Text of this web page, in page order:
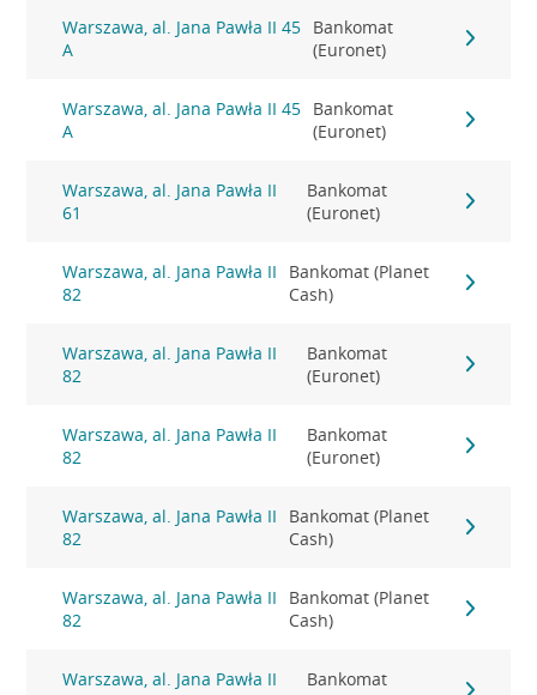
Warszawa, al. Jana Pawła II 45
A
Bankomat
(Euronet)
Warszawa, al. Jana Pawła II 45
A
Bankomat
(Euronet)
Warszawa, al. Jana Pawła II
61
Bankomat
(Euronet)
Warszawa, al. Jana Pawła II
82
Bankomat (Planet
Cash)
Warszawa, al. Jana Pawła II
82
Bankomat
(Euronet)
Warszawa, al. Jana Pawła II
82
Bankomat
(Euronet)
Warszawa, al. Jana Pawła II
82
Bankomat (Planet
Cash)
Warszawa, al. Jana Pawła II
82
Bankomat (Planet
Cash)
Warszawa, al. Jana Pawła II
Bankomat